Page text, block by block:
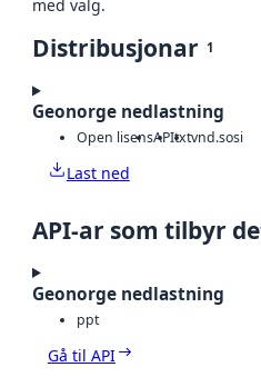
med valg.
Distribusjonar 1
Geonorge nedlastning
Open lisensAPItxtvnd.sosi
Last ned
API-ar som tilbyr
Geonorge nedlastning
ppt
Gå til API